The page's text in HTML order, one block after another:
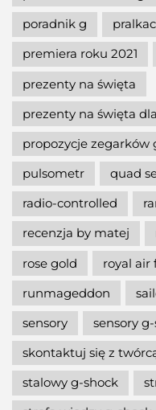
poradnik g
premiera roku 2021
prezenty na święta
prezenty na święta
propozycje zegarków
pulsometr
quad
radio-controlled
recenzja by matej
rose gold
royal air
runmageddon
sensory
sensory
skontaktuj się z
stalowy g-shock